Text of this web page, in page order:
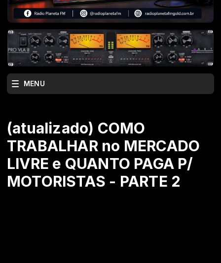
MENU
(atualizado) COMO
TRABALHAR no MERCADO
LIVRE e QUANTO PAGA P/
MOTORISTAS - PARTE 2